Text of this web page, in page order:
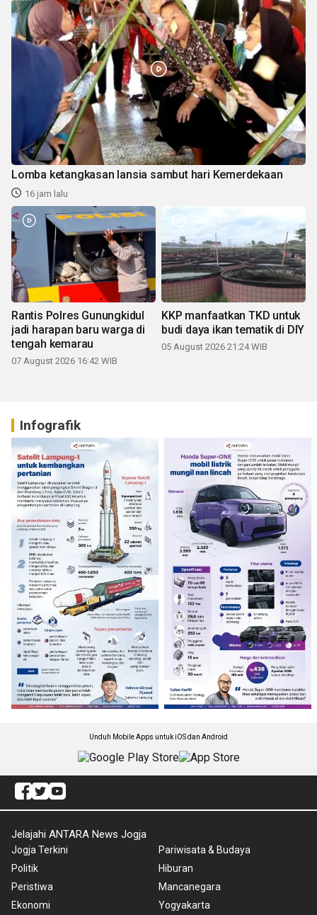
Lomba ketangkasan lansia sambut hari Kemerdekaan
16 jam lalu
Rantis Polres Gunungkidul
jadi harapan baru warga di
tengah kemarau
07 August 2026 16:42 WIB
KKP manfaatkan TKD untuk
budi daya ikan tematik di DIY
05 August 2026 21:24 WIB
Infografik
Unduh Mobile Apps untuk iOS dan Android
Jelajahi ANTARA News Jogja
Jogja Terkini
Politik
Peristiwa
Ekonomi
Pariwisata & Budaya
Hiburan
Mancanegara
Yogyakarta